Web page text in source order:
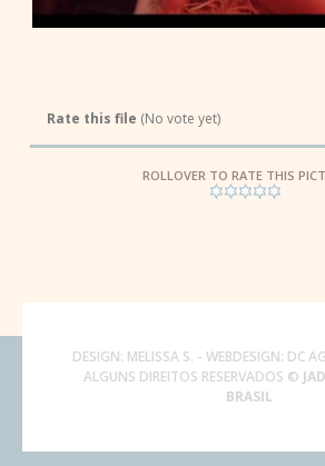
Rate this file (No vote yet)
ROLLOVER TO RATE THIS
DESIGN: MELISSA S. - WEBDESIGN: DC
ALGUNS DIREITOS RESERVADOS ©
BRASIL